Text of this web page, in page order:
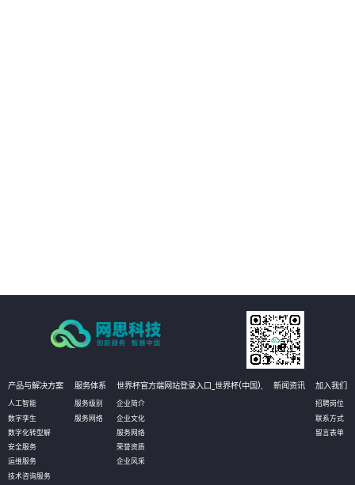
产品与解决方案
人工智能
数字孪生
数字化转型解
安全服务
运维服务
技术咨询服务
服务体系
服务级别
服务网络
世界杯官方端网站登录入口_世界杯(中国),
企业简介
企业文化
服务网络
荣誉资质
企业风采
新闻资讯 加入我们
招聘岗位
联系方式
留言表单